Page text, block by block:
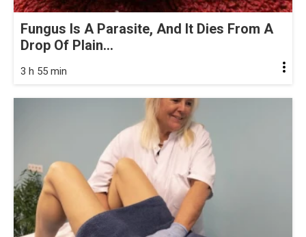
Fungus Is A Parasite, And It Dies From A
Drop Of Plain...
3 h 55 min